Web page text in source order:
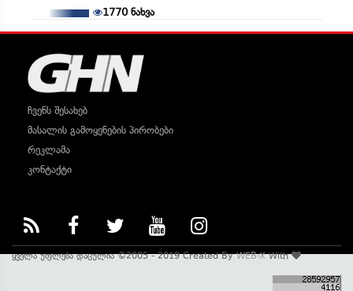
1770ნახვა
ჩვენს შესახებ
მასალის გამოყენების პირობები
რეკლამა
კონტაქტი
ყველა უფლება დაცულია ©2005 - 2019 Created ByWEB-XWith